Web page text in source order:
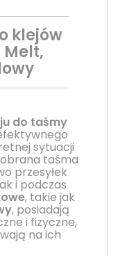
klejów
do taśmy
sytuacji
taśma
przesyłek
i podczas
, takie jak
, posiadają
i fizyczne,
na ich